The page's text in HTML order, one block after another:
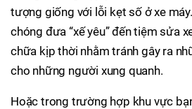
tượng giống với lỗi kẹt số ở xe
chóng đưa “xế yêu” đến tiệm sửa
chữa kịp thời nhằm tránh gây ra
cho những người xung quanh.
Hoặc trong trường hợp khu vực